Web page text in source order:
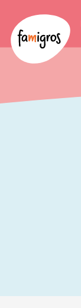
Navigation
Logo